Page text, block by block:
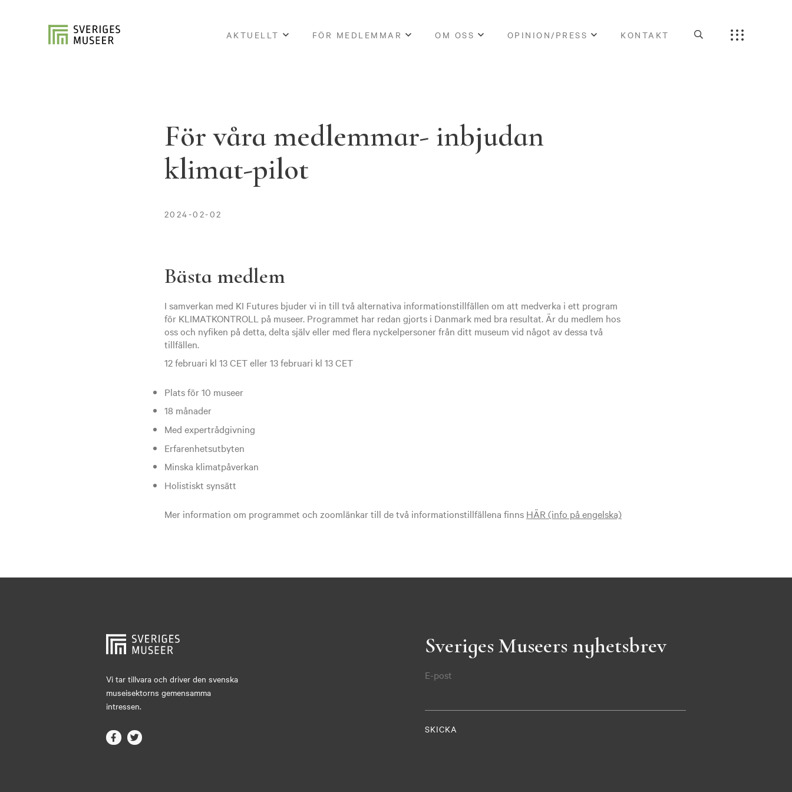
AKTUELLT FÖR MEDLEMMAR OM OSS OPINION/PRESS KONTAKT
För våra medlemmar- inbjudan
klimat-pilot
2024-02-02
Bästa medlem
I samverkan med KI Futures bjuder vi in till två alternativa informationstillfällen om att medverka i ett program
för KLIMATKONTROLL på museer. Programmet har redan gjorts i Danmark med bra resultat. Är du medlem hos
oss och nyfiken på detta, delta själv eller med flera nyckelpersoner från ditt museum vid något av dessa två
tillfällen.
12 februari kl 13 CET eller 13 februari kl 13 CET
Plats för 10 museer
18 månader
Med expertrådgivning
Erfarenhetsutbyten
Minska klimatpåverkan
Holistiskt synsätt
Mer information om programmet och zoomlänkar till de två informationstillfällena finns HÄR (info på engelska)
Vi tar tillvara och driver den svenska
museisektorns gemensamma
intressen.
Sveriges Museers nyhetsbrev
E-post